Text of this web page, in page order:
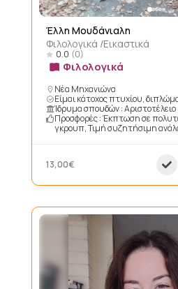
Έλλη Μουδάνιαλη
Φιλολογικά /Εικαστικά
0.0 (0)
Φιλολογικά
Νέα Μηχανιώνα
Είμαι κάτοχος πτυχίου,
Ίδρυμα σπουδών : Αριστοτέλειο
Προσφορές : Έκπτωση σε
γκρουπ, Τιμή συζητήσιμη
13,00€